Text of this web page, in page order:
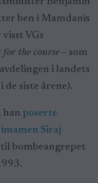
ben i Mamdanis
VGs
for the course– som
i landets
de siste årene).
han poserte
Siraj
bombeangrepet